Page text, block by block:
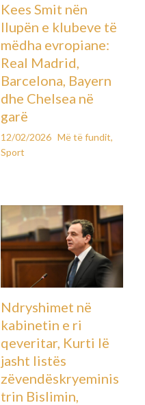
Kees Smit nën
llupën e klubeve të
mëdha evropiane:
Real Madrid,
Barcelona, Bayern
dhe Chelsea në
garë
12/02/2026 Më të fundit,
Sport
Ndryshimet në
kabinetin e ri
qeveritar, Kurti lë
jasht listës
zëvendëskryeminis
trin Bislimin,